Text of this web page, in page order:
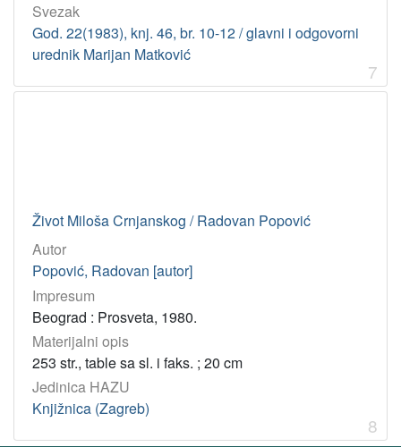
Svezak
God. 22(1983), knj. 46, br. 10-12 / glavni i odgovorni
urednik Marijan Matković
7
Život Miloša Crnjanskog / Radovan Popović
Autor
Popović, Radovan [autor]
Impresum
Beograd : Prosveta, 1980.
Materijalni opis
253 str., table sa sl. i faks. ; 20 cm
Jedinica HAZU
Knjižnica (Zagreb)
8